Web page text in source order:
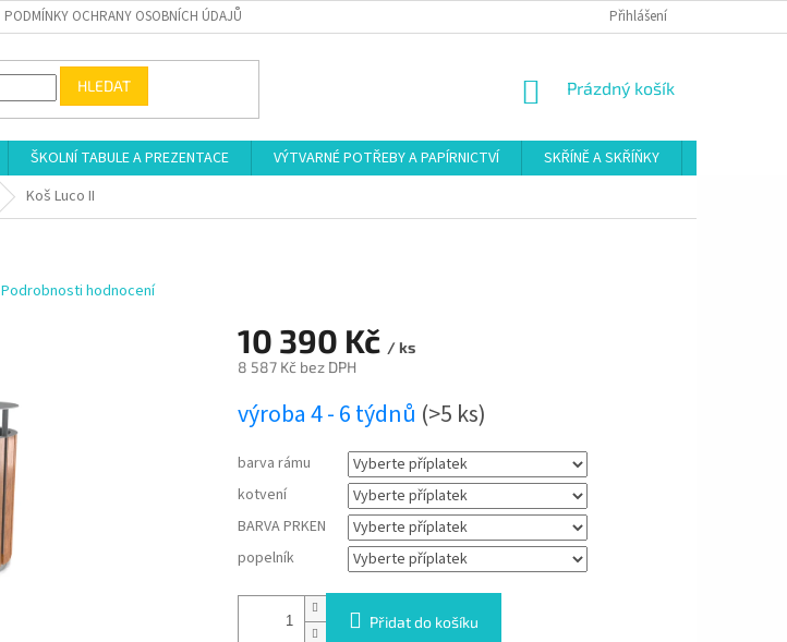
PODMÍNKY OCHRANY OSOBNÍCH ÚDAJŮ Přihlášení
HLEDAT
NÁKUPNÍ
Prázdný košík
ŠKOLNÍ TABULE A PREZENTACE VÝTVARNÉ POTŘEBY A PAPÍRNICTVÍ SKŘÍNĚ A SKŘÍŇKY
Koš Luco II
Podrobnosti hodnocení
10 390 Kč / ks
8 587 Kčbez DPH
cena:
výroba 4 - 6 týdnů (>5 ks)
barva rámu
kotvení
BARVA PRKEN
popelník
Přidat do košíku